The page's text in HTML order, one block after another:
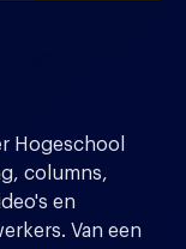
Hogeschool
columns,
en
Van een